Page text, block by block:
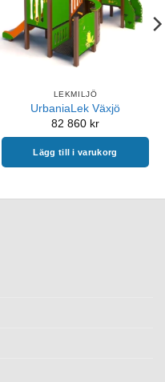
LEKMILJÖ
UrbaniaLek Växjö
82 860 kr
Lägg till i varukorg